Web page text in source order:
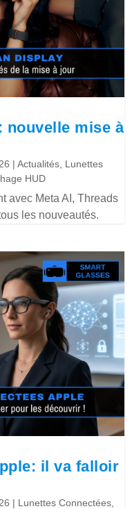
nouvelle mise à
|Actualités Lunettes
HUD
avec Meta AI, Threads
les nouveautés.
il va falloir
| Lunettes Connectées